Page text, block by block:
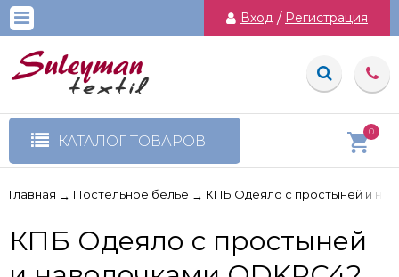
Вход / Регистрация
КАТАЛОГ ТОВАРОВ
0
Главная → Постельное белье → КПБ Одеяло с простыней и
КПБ Одеяло с простыней